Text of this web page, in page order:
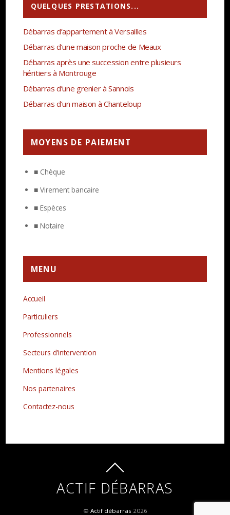
QUELQUES PRESTATIONS...
Débarras d’appartement à Versailles
Débarras d’une maison proche de Meaux
Débarras après une succession entre plusieurs
héritiers à Montrouge
Débarras d’une grenier à Sannois
Débarras d’un maison à Chanteloup
MOYENS DE PAIEMENT
■ Chèque
■ Virement bancaire
■ Espèces
■ Notaire
MENU
Accueil
Particuliers
Professionnels
Secteurs d’intervention
Mentions légales
Nos partenaires
Contactez-nous
ACTIF DÉBARRAS
© Actif débarras 2026